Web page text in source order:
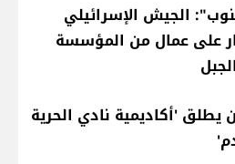
الجيش الإسرائيلي
على عمال من المؤسسة
يطلق 'أكاديمية نادي الحرية